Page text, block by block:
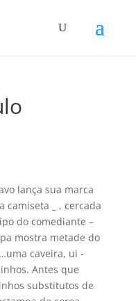
lança sua marca
camiseta _ , cercada
do comediante –
mostra metade do
caveira, ui -
Antes que
substitutos de